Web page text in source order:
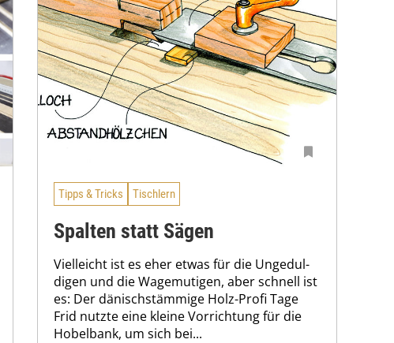
Tipps & Tricks Tischlern
Spalten statt Sägen
Vielleicht ist es eher etwas für die Ungedul­
digen und die Wagemutigen, aber schnell ist
es: Der dänischstämmige Holz-Profi Tage
Frid nutzte eine kleine Vorrichtung für die
Hobelbank, um sich bei...